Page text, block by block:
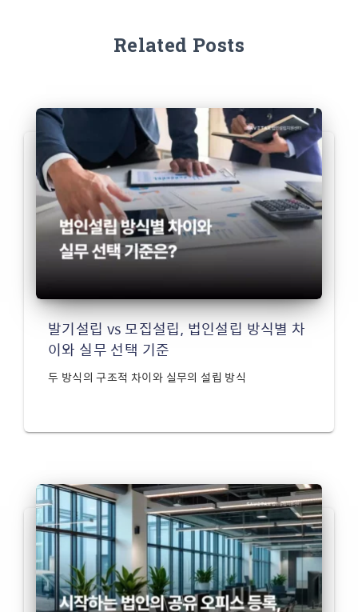
Related Posts
발기설립 vs 모집설립, 법인설립 방식별 차
이와 실무 선택 기준
두 방식의 구조적 차이와 실무의 설립 방식